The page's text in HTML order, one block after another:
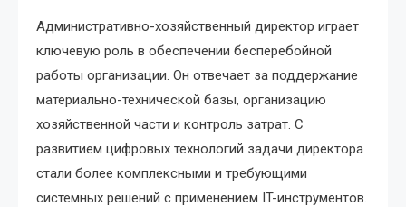
Административно-хозяйственный директор играет
ключевую роль в обеспечении бесперебойной
работы организации. Он отвечает за поддержание
материально-технической базы, организацию
хозяйственной части и контроль затрат. С
развитием цифровых технологий задачи директора
стали более комплексными и требующими
системных решений с применением IT-инструментов.